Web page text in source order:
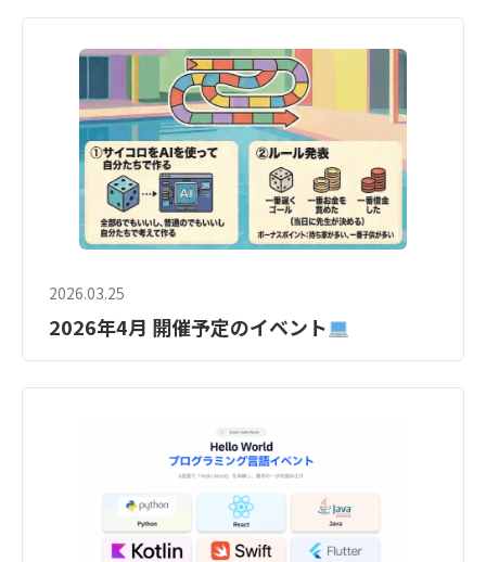
2026.03.25
2026年4月 開催予定のイベント